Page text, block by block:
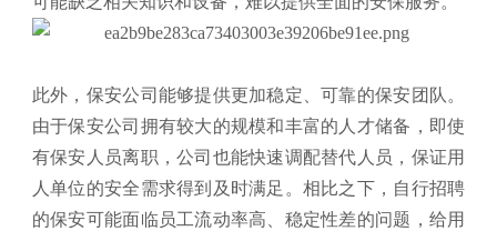
此外，保安公司能够提供更加稳定、可靠的保安团队。
由于保安公司拥有较大的规模和丰富的人才储备，即使
有保安人员离职，公司也能快速调配替代人员，保证用
人单位的安全需求得到及时满足。相比之下，自行招聘
的保安可能面临员工流动率高、稳定性差的问题，给用